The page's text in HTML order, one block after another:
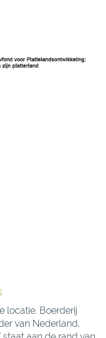
locatie. Boerderij
van Nederland,